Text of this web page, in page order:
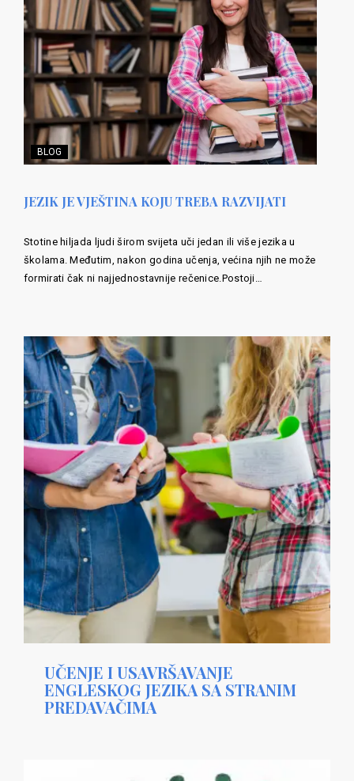
BLOG
JEZIK JE VJEŠTINA KOJU TREBA RAZVIJATI
Stotine hiljada ljudi širom svijeta uči jedan ili više jezika u
školama. Međutim, nakon godina učenja, većina njih ne može
formirati čak ni najjednostavnije rečenice.Postoji…
UČENJE I USAVRŠAVANJE
ENGLESKOG JEZIKA SA STRANIM
PREDAVAČIMA